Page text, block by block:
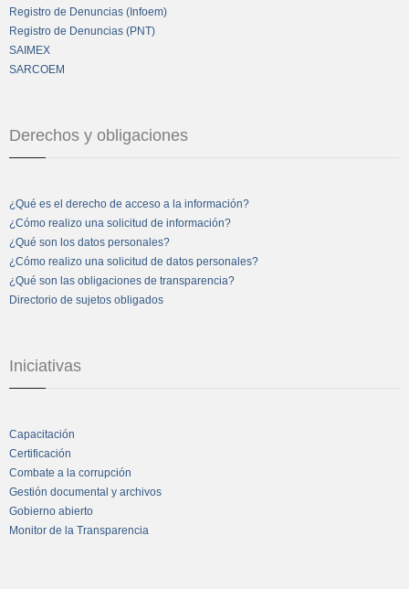
Registro de Denuncias (Infoem)
Registro de Denuncias (PNT)
SAIMEX
SARCOEM
Derechos y obligaciones
¿Qué es el derecho de acceso a la información?
¿Cómo realizo una solicitud de información?
¿Qué son los datos personales?
¿Cómo realizo una solicitud de datos personales?
¿Qué son las obligaciones de transparencia?
Directorio de sujetos obligados
Iniciativas
Capacitación
Certificación
Combate a la corrupción
Gestión documental y archivos
Gobierno abierto
Monitor de la Transparencia